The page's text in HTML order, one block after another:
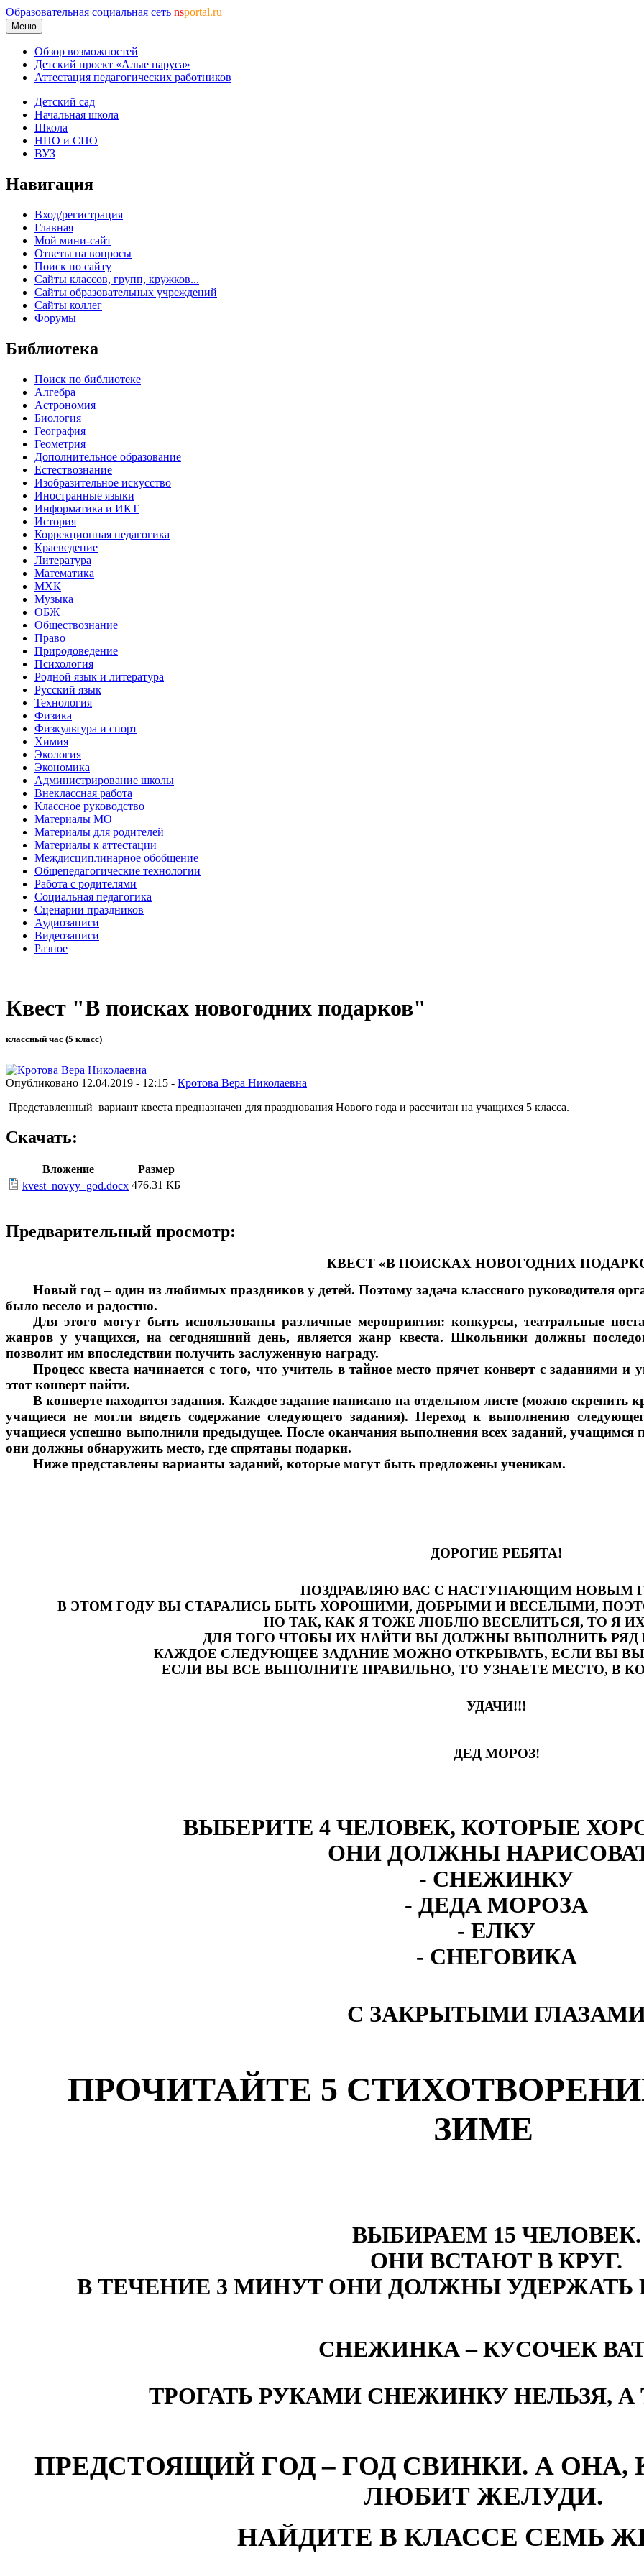
Образовательная социальная сеть nsportal.ru
Меню
Обзор возможностей
Детский проект «Алые паруса»
Аттестация педагогических работников
Детский сад
Начальная школа
Школа
НПО и СПО
ВУЗ
Навигация
Вход/регистрация
Главная
Мой мини-сайт
Ответы на вопросы
Поиск по сайту
Сайты классов, групп, кружков...
Сайты образовательных учреждений
Сайты коллег
Форумы
Библиотека
Поиск по библиотеке
Алгебра
Астрономия
Биология
География
Геометрия
Дополнительное образование
Естествознание
Изобразительное искусство
Иностранные языки
Информатика и ИКТ
История
Коррекционная педагогика
Краеведение
Литература
Математика
МХК
Музыка
ОБЖ
Обществознание
Право
Природоведение
Психология
Родной язык и литература
Русский язык
Технология
Физика
Физкультура и спорт
Химия
Экология
Экономика
Администрирование школы
Внеклассная работа
Классное руководство
Материалы МО
Материалы для родителей
Материалы к аттестации
Междисциплинарное обобщение
Общепедагогические технологии
Работа с родителями
Социальная педагогика
Сценарии праздников
Аудиозаписи
Видеозаписи
Разное
Квест "В поисках новогодних подарков"
классный час (5 класс)
Опубликовано 12.04.2019 - 12:15 - Кротова Вера Николаевна
Представленный вариант квеста предназначен для празднования Нового года и рассчитан на учащихся 5 класса.
Скачать:
Вложение
Размер
kvest_novyy_god.docx 476.31 КБ
Предварительный просмотр:
КВЕСТ «В ПОИСКАХ НОВОГОДНИХ
Новый год – один из любимых праздников у детей. Поэтому задача классного руководителя
было весело и радостно.
Для этого могут быть использованы различные мероприятия: конкурсы, театральные
жанров у учащихся, на сегодняшний день, является жанр квеста. Школьники должны
позволит им впоследствии получить заслуженную награду.
Процесс квеста начинается с того, что учитель в тайное место прячет конверт с заданиями и
этот конверт найти.
В конверте находятся задания. Каждое задание написано на отдельном листе (можно скрепить
учащиеся не могли видеть содержание следующего задания). Переход к выполнению
учащиеся успешно выполнили предыдущее. После оканчания выполнения всех заданий, учащимся
они должны обнаружить место, где спрятаны подарки.
Ниже представлены варианты заданий, которые могут быть предложены ученикам.
ДОРОГИЕ РЕБЯТА!
ПОЗДРАВЛЯЮ ВАС С НАСТУПАЮЩИМ НОВЫМ
В ЭТОМ ГОДУ ВЫ СТАРАЛИСЬ БЫТЬ ХОРОШИМИ, ДОБРЫМИ И ВЕСЕЛЫМИ,
НО ТАК, КАК Я ТОЖЕ ЛЮБЛЮ ВЕСЕЛИТЬСЯ, ТО Я
ДЛЯ ТОГО ЧТОБЫ ИХ НАЙТИ ВЫ ДОЛЖНЫ ВЫПОЛНИТЬ РЯД
КАЖДОЕ СЛЕДУЮЩЕЕ ЗАДАНИЕ МОЖНО ОТКРЫВАТЬ, ЕСЛИ ВЫ
ЕСЛИ ВЫ ВСЕ ВЫПОЛНИТЕ ПРАВИЛЬНО, ТО УЗНАЕТЕ МЕСТО, В
УДАЧИ!!!
ДЕД МОРОЗ!
ВЫБЕРИТЕ 4 ЧЕЛОВЕК, КОТОРЫЕ
ОНИ ДОЛЖНЫ
- СНЕЖИНКУ
- ДЕДА МОРОЗА
- ЕЛКУ
- СНЕГОВИКА
С ЗАКРЫТЫМИ
ПРОЧИТАЙТЕ 5
ЗИМЕ
ВЫБИРАЕМ 15 ЧЕЛОВЕК.
ОНИ ВСТАЮТ В КРУГ.
В ТЕЧЕНИЕ 3 МИНУТ ОНИ ДОЛЖНЫ УДЕРЖАТЬ
СНЕЖИНКА – КУСОЧЕК
ТРОГАТЬ РУКАМИ СНЕЖИНКУ НЕЛЬЗЯ, А
ПРЕДСТОЯЩИЙ ГОД – ГОД СВИНКИ. А ОНА,
ЛЮБИТ ЖЕЛУДИ.
НАЙДИТЕ В КЛАССЕ СЕМЬ